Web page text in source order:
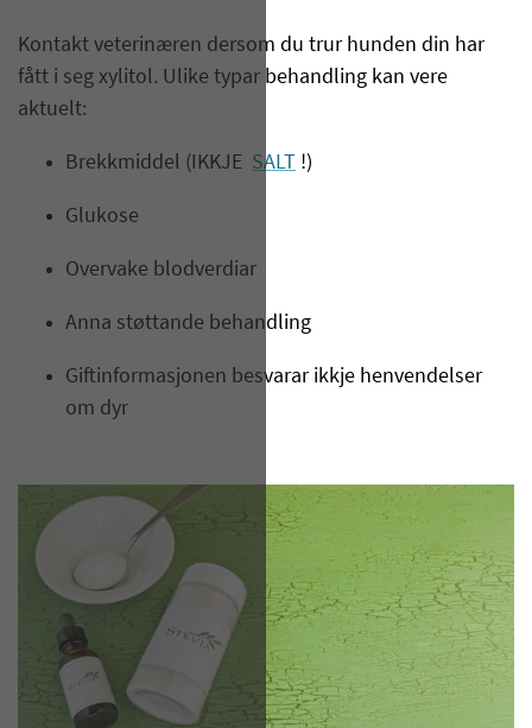
Kontakt veterinæren dersom du trur hunden din har​
fått i seg xylitol. Ulike typar behandling kan vere
aktuelt:
Brekkmiddel (IKKJE SALT !)
Glukose​​
Overvake blodverdiar
Anna støttande behandling
Giftinformasjonen besvarar ikkje henvendelser
om dyr